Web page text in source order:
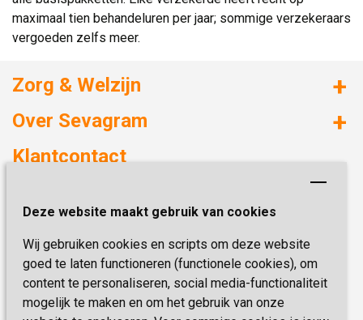
Deze website maakt gebruik van cookies
Wij gebruiken cookies en scripts om deze website
goed te laten functioneren (functionele cookies), om
content te personaliseren, social media-functionaliteit
mogelijk te maken en om het gebruik van onze
maximaal tien behandeluren per jaar; sommige verzekeraars
vergoeden zelfs meer.
Zorg & Welzijn
Huizen met zorg
Onze specialiteiten
Over Sevagram
Duurzaamheid
Kwaliteit & Klantbeleving
Missie & Visie
Vastgoed
Klantcontact
6419 PB Heerlen
Telefoon:0900 777 4 777
E-mail:zorgbemiddeling@sevagram.nl
Schrijf je nu in!